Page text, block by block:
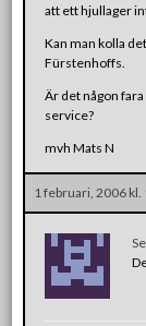
att ett hjullager
Kan man kolla
Fürstenhoffs.
Är det någon
service?
mvh Mats N
1 februari, 2006 kl.